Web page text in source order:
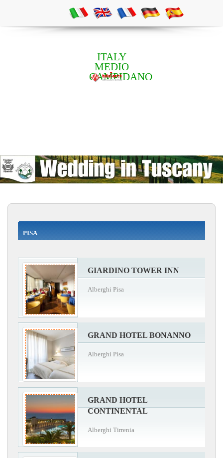
ITALY
MEDIO
CAMPIDANO
PISA
GIARDINO TOWER INN
Alberghi Pisa
GRAND HOTEL BONANNO
Alberghi Pisa
GRAND HOTEL
CONTINENTAL
Alberghi Tirrenia